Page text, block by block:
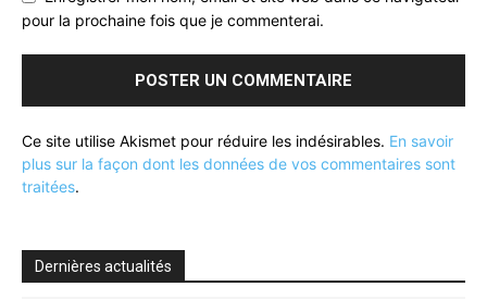
pour la prochaine fois que je commenterai.
Ce site utilise Akismet pour réduire les indésirables. En savoir
plus sur la façon dont les données de vos commentaires sont
traitées.
Dernières actualités